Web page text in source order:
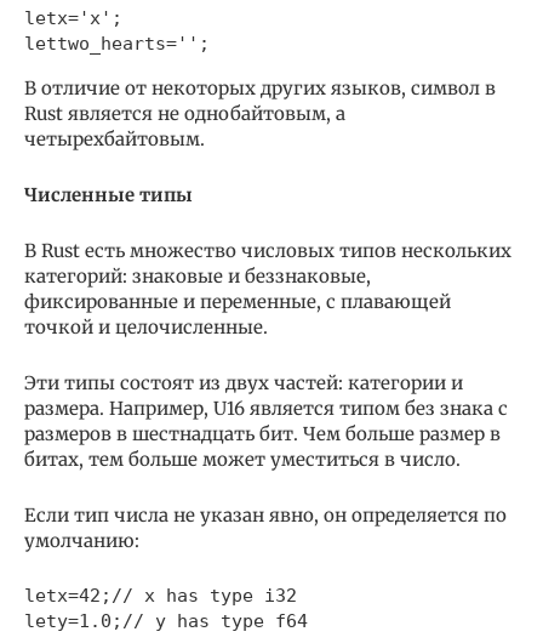
letx='x';
В отличие от некоторых других языков, символ в
Rust является не однобайтовым, а
четырехбайтовым.
Численные типы
В Rust есть множество числовых типов нескольких
категорий: знаковые и беззнаковые,
фиксированные и переменные, с плавающей
точкой и целочисленные.
Эти типы состоят из двух частей: категории и
размера. Например, U16 является типом без знака с
размеров в шестнадцать бит. Чем больше размер в
битах, тем больше может уместиться в число.
Если тип числа не указан явно, он определяется по
умолчанию:
letx=42;// x has type i32